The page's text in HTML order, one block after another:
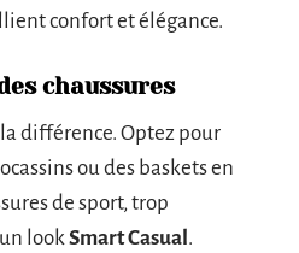
confort et élégance.
chaussures
différence. Optez pour
ou des baskets en
de sport, trop
lookSmart Casual.